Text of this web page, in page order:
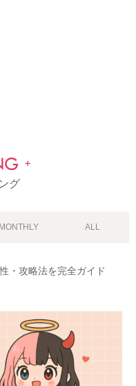
グ
MONTHLY ALL
・攻略法を完全ガイド